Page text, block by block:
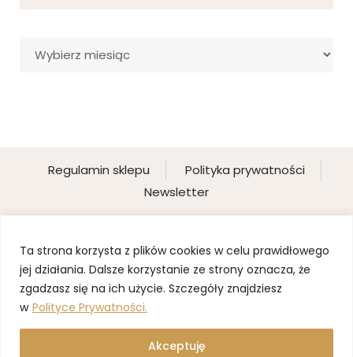
Ta strona korzysta z plików cookies w celu prawidłowego
jej działania. Dalsze korzystanie ze strony oznacza, że
zgadzasz się na ich użycie. Szczegóły znajdziesz
w Polityce Prywatności.
Akceptuję
Regulamin sklepu
Polityka prywatności
Newsletter
©2025 BLOND PANI DOMU